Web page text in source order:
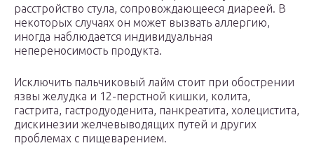
расстройство стула, сопровождающееся диареей. В
некоторых случаях он может вызвать аллергию,
иногда наблюдается индивидуальная
непереносимость продукта.
Исключить пальчиковый лайм стоит при обострении
язвы желудка и 12-перстной кишки, колита,
гастрита, гастродуоденита, панкреатита, холецистита,
дискинезии желчевыводящих путей и других
проблемах с пищеварением.